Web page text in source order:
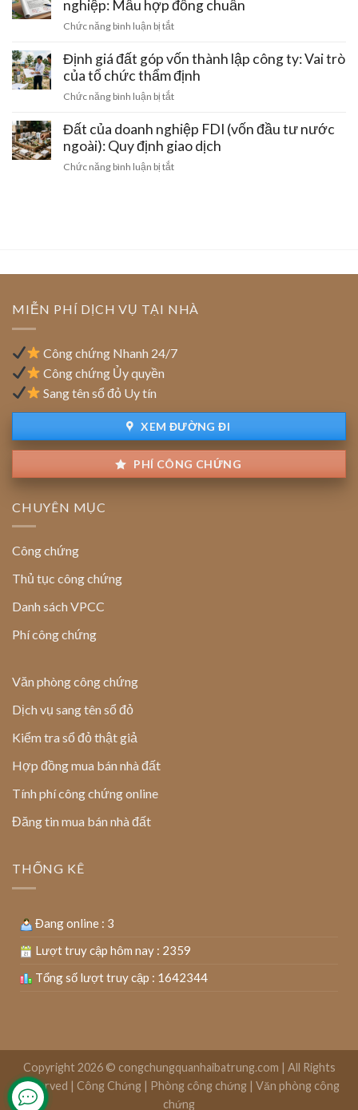
trên
sổ
đất
đất
doanh
nghiệp:
Tính
pháp
trình
quyền
sử
sang
công
ty
mới
nghiệp: Mẫu hợp đồng chuẩn
Chức năng bình luận bị tắtở
nghiệp
cho
thuê
lại
trong
khu
Định giá đất góp vốn thành lập công ty: Vai trò
của tổ chức thẩm định
Chức năng bình luận bị tắtở
giá
đất
vốn
của
chức
Đất của doanh nghiệp FDI (vốn đầu tư nước
ngoài): Quy định giao dịch
Chức năng bình luận bị tắtở
đầu
nước
ngoài):
định
MIỄN PHÍ DỊCH VỤ TẠI NHÀ
Công chứng Nhanh 24/7
Công chứng Ủy quyền
Sang tên sổ đỏ Uy tín
XEM ĐƯỜNG ĐI
PHÍ CÔNG CHỨNG
CHUYÊN MỤC
Công chứng
Thủ tục công chứng
Danh sách VPCC
Phí công chứng
Văn phòng công chứng
Dịch vụ sang tên sổ đỏ
Kiểm tra sổ đỏ thật giả
Hợp đồng mua bán nhà đất
Tính phí công chứng online
Đăng tin mua bán nhà đất
THỐNG KÊ
Đang online : 3
Lượt truy cập hôm nay : 2359
Tổng số lượt truy cập : 1642344
Copyright 2026 © congchungquanhaibatrung.com | All Rights
Reserved | Công Chứng | Phòng công chứng | Văn phòng công
chứng